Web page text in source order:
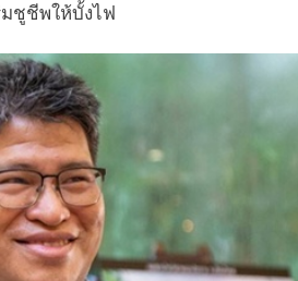
ชูชีพให้บั้งไฟ